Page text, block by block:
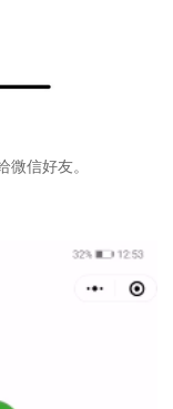
信好友。